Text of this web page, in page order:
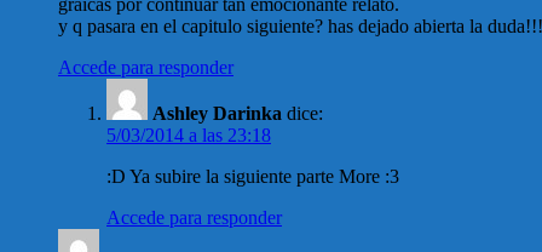
graicas por continuar tan emocionante relato.
y q pasara en el capitulo siguiente? has dejado abierta la
Accede para responder
Ashley Darinka dice:
5/03/2014 a las 23:18
:D Ya subire la siguiente parte More :3
Accede para responder